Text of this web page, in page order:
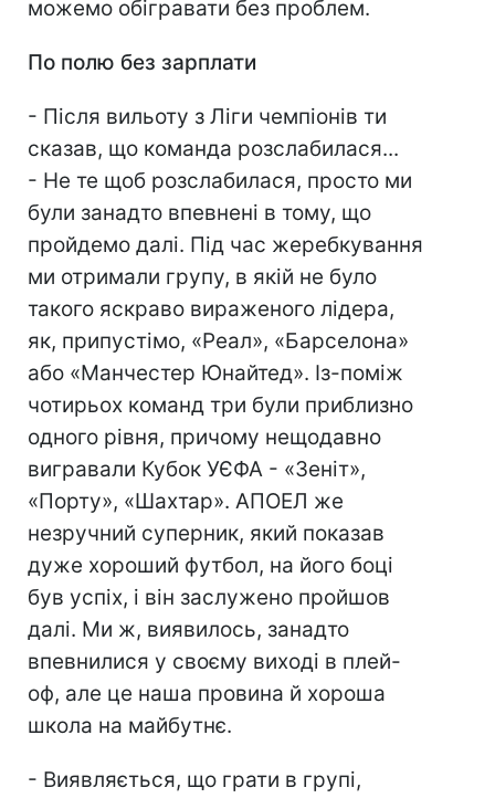
можемо обігравати без проблем.
По полю без зарплати
- Після вильоту з Ліги чемпіонів ти
сказав, що команда розслабилася...
- Не те щоб розслабилася, просто ми
були занадто впевнені в тому, що
пройдемо далі. Під час жеребкування
ми отримали групу, в якій не було
такого яскраво вираженого лідера,
як, припустімо, «Реал», «Барселона»
або «Манчестер Юнайтед». Із-поміж
чотирьох команд три були приблизно
одного рівня, причому нещодавно
вигравали Кубок УЄФА - «Зеніт»,
«Порту», «Шахтар». АПОЕЛ же
незручний суперник, який показав
дуже хороший футбол, на його боці
був успіх, і він заслужено пройшов
далі. Ми ж, виявилось, занадто
впевнилися у своєму виході в плей-
оф, але це наша провина й хороша
школа на майбутнє.
- Виявляється, що грати в групі,